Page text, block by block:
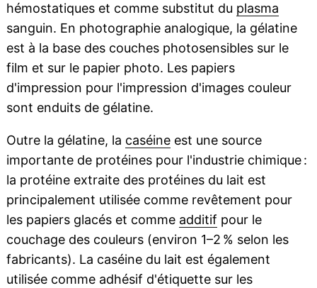
hémostatiques et comme substitut du plasma
sanguin. En photographie analogique, la gélatine
est à la base des couches photosensibles sur le
film et sur le papier photo. Les papiers
d'impression pour l'impression d'images couleur
sont enduits de gélatine.
Outre la gélatine, la caséineest une source
importante de protéines pour l'industrie chimique :
la protéine extraite des protéines du lait est
principalement utilisée comme revêtement pour
les papiers glacés et comme additif pour le
couchage des couleurs (environ 1–2 % selon les
fabricants). La caséine du lait est également
utilisée comme adhésif d'étiquette sur les